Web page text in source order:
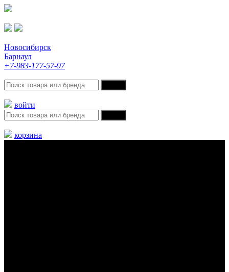
Новосибирск
Барнаул
+7-983-177-57-97
войти
корзина